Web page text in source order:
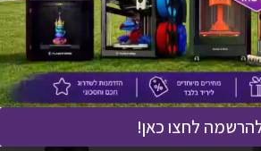
יעניין אותך גם
לחצו כאן!